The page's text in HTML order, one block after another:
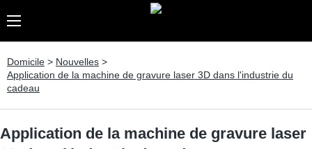
Domicile > Nouvelles >
Application de la machine de gravure laser 3D dans l'industrie du
cadeau
Application de la machine de gravure laser